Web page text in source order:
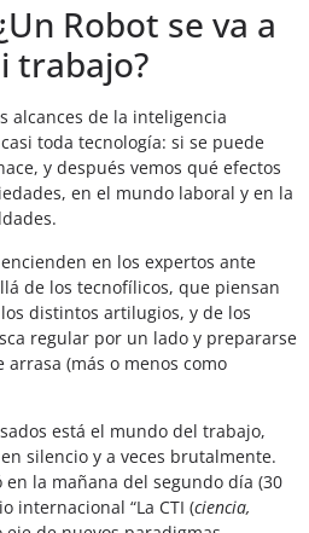
Robot se va a
trabajo?
alcances de la inteligencia
toda tecnología: si se puede
y después vemos qué efectos
en el mundo laboral y en la
en los expertos ante
de los tecnofílicos, que piensan
distintos artilugios, y de los
regular por un lado y prepararse
(más o menos como
está el mundo del trabajo,
silencio y a veces brutalmente.
en la mañana del segundo día (30
internacional “La CTI (ciencia,